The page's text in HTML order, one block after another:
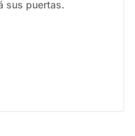
sus puertas.